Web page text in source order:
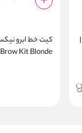
Brow Kit Blonde